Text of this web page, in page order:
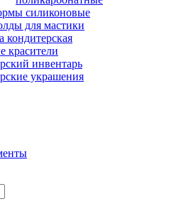
силиконовые
для мастики
кондитерская
красители
инвентарь
украшения